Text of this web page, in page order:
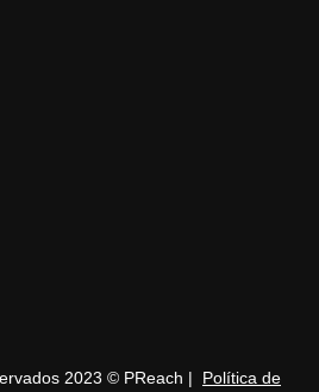
2023 © PReach | Política de